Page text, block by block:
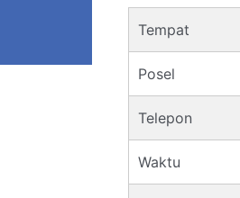
Tempat
Posel
Telepon
Waktu